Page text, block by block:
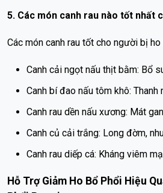
5. Các món canh rau nào tốt nhất
Các món canh rau tốt cho người bị ho
Canh cải ngọt nấu thịt bằm: Bổ
Canh bí đao nấu tôm khô: Thanh
Canh rau dền nấu xương: Mát
Canh củ cải trắng: Long đờm,
Canh rau diếp cá: Kháng viêm
Hỗ Trợ Giảm Ho Bổ Phổi Hiệu